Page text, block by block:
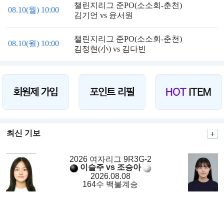
08.10(월) 10:00
챌린지리그 준PO(소소회-춘천)
김기언 vs 윤서원
08.10(월) 10:00
챌린지리그 준PO(소소회-춘천)
김정현(小) vs 김다빈
최신 기보
2026 여자리그 9R3G-2
이슬주 vs 조승아
2026.08.08
164수 백불계승